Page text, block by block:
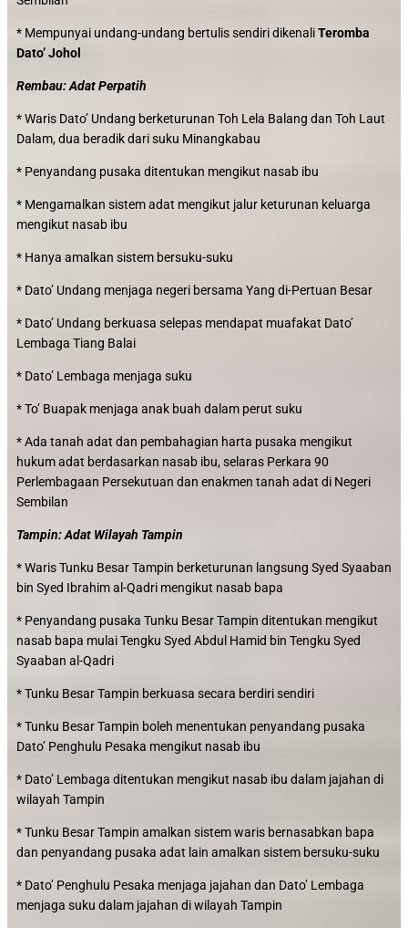
* Mempunyai undang-undang bertulis sendiri dikenaliTeromba
Dato’ Johol
Rembau: Adat Perpatih
* Waris Dato’ Undang berketurunan Toh Lela Balang dan Toh Laut
Dalam, dua beradik dari suku Minangkabau
* Penyandang pusaka ditentukan mengikut nasab ibu
* Mengamalkan sistem adat mengikut jalur keturunan keluarga
mengikut nasab ibu
* Hanya amalkan sistem bersuku-suku
* Dato’ Undang menjaga negeri bersama Yang di-Pertuan Besar
* Dato’ Undang berkuasa selepas mendapat muafakat Dato’
Lembaga Tiang Balai
* Dato’ Lembaga menjaga suku
* To’ Buapak menjaga anak buah dalam perut suku
* Ada tanah adat dan pembahagian harta pusaka mengikut
hukum adat berdasarkan nasab ibu, selaras Perkara 90
Perlembagaan Persekutuan dan enakmen tanah adat di Negeri
Sembilan
Tampin: Adat Wilayah Tampin
* Waris Tunku Besar Tampin berketurunan langsung Syed Syaaban
bin Syed Ibrahim al-Qadri mengikut nasab bapa
* Penyandang pusaka Tunku Besar Tampin ditentukan mengikut
nasab bapa mulai Tengku Syed Abdul Hamid bin Tengku Syed
Syaaban al-Qadri
* Tunku Besar Tampin berkuasa secara berdiri sendiri
* Tunku Besar Tampin boleh menentukan penyandang pusaka
Dato’ Penghulu Pesaka mengikut nasab ibu
* Dato’ Lembaga ditentukan mengikut nasab ibu dalam jajahan di
wilayah Tampin
* Tunku Besar Tampin amalkan sistem waris bernasabkan bapa
dan penyandang pusaka adat lain amalkan sistem bersuku-suku
* Dato’ Penghulu Pesaka menjaga jajahan dan Dato’ Lembaga
menjaga suku dalam jajahan di wilayah Tampin